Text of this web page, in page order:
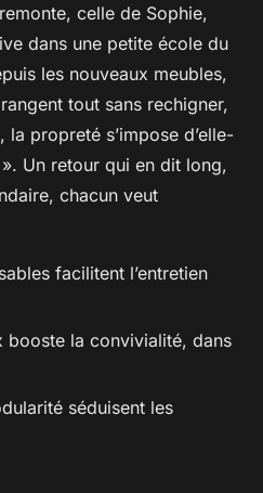
celle de Sophie,
dans une petite école du
les nouveaux meubles,
tout sans rechigner,
la propreté s’impose d’elle-
Un retour qui en dit long,
chacun veut
facilitent l’entretien
booste la convivialité, dans
séduisent les